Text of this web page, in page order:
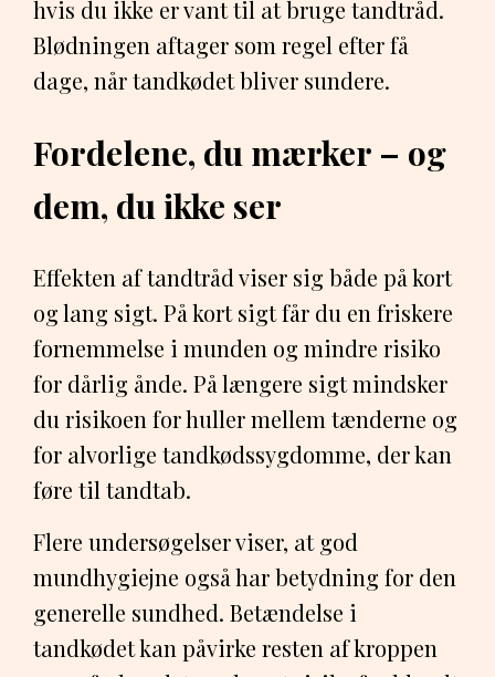
hvis du ikke er vant til at bruge tandtråd.
Blødningen aftager som regel efter få
dage, når tandkødet bliver sundere.
Fordelene, du mærker – og
dem, du ikke ser
Effekten af tandtråd viser sig både på kort
og lang sigt. På kort sigt får du en friskere
fornemmelse i munden og mindre risiko
for dårlig ånde. På længere sigt mindsker
du risikoen for huller mellem tænderne og
for alvorlige tandkødssygdomme, der kan
føre til tandtab.
Flere undersøgelser viser, at god
mundhygiejne også har betydning for den
generelle sundhed. Betændelse i
tandkødet kan påvirke resten af kroppen